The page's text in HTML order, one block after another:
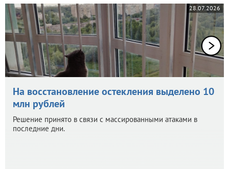
28.07.2026
На восстановление остекления выделено 10
млн рублей
Решение принято в связи с массированными атаками в
последние дни.